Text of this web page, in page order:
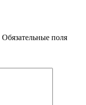
Обязательные поля